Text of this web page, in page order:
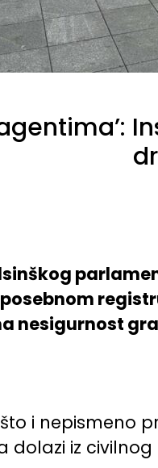
nesigurnost
i nepismeno
dolazi iz